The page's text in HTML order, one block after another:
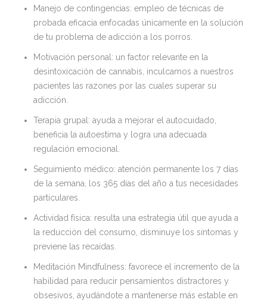
Manejo de contingencias: empleo de técnicas de
probada eficacia enfocadas únicamente en la solución
de tu problema de adicción a los porros.
Motivación personal: un factor relevante en la
desintoxicación de cannabis, inculcamos a nuestros
pacientes las razones por las cuales superar su
adicción.
Terapia grupal: ayuda a mejorar el autocuidado,
beneficia la autoestima y logra una adecuada
regulación emocional.
Seguimiento médico: atención permanente los 7 días
de la semana, los 365 días del año a tus necesidades
particulares.
Actividad física: resulta una estrategia útil que ayuda a
la reducción del consumo, disminuye los síntomas y
previene las recaídas.
Meditación Mindfulness: favorece el incremento de la
habilidad para reducir pensamientos distractores y
obsesivos, ayudándote a mantenerse más estable en